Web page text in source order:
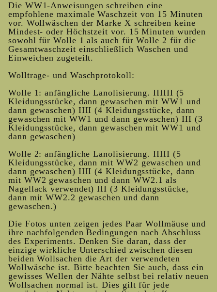
Die WW1-Anweisungen schreiben eine
empfohlene maximale Waschzeit von 15 Minuten
vor. Wollwäschen der Marke X schreiben keine
Mindest- oder Höchstzeit vor. 15 Minuten wurden
sowohl für Wolle 1 als auch für Wolle 2 für die
Gesamtwaschzeit einschließlich Waschen und
Einweichen zugeteilt.
Wolltrage- und Waschprotokoll:
Wolle 1: anfängliche Lanolisierung. IIIIII (5
Kleidungsstücke, dann gewaschen mit WW1 und
dann gewaschen) IIII (4 Kleidungsstücke, dann
gewaschen mit WW1 und dann gewaschen) III (3
Kleidungsstücke, dann gewaschen mit WW1 und
dann gewaschen)
Wolle 2: anfängliche Lanolisierung. IIIII (5
Kleidungsstücke, dann mit WW2 gewaschen und
dann gewaschen) IIII (4 Kleidungsstücke, dann
mit WW2 gewaschen und dann WW2.1 als
Nagellack verwendet) III (3 Kleidungsstücke,
dann mit WW2.2 gewaschen und dann
gewaschen.)
Die Fotos unten zeigen jedes Paar Wollmäuse und
ihre nachfolgenden Bedingungen nach Abschluss
des Experiments. Denken Sie daran, dass der
einzige wirkliche Unterschied zwischen diesen
beiden Wollsachen die Art der verwendeten
Wollwäsche ist. Bitte beachten Sie auch, dass ein
gewisses Wellen der Nähte selbst bei relativ neuen
Wollsachen normal ist. Dies gilt für jede